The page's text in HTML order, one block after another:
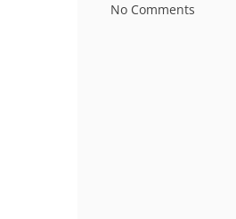
No Comments